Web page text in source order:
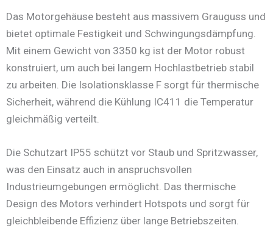
Das Motorgehäuse besteht aus massivem Grauguss und
bietet optimale Festigkeit und Schwingungsdämpfung.
Mit einem Gewicht von 3350 kg ist der Motor robust
konstruiert, um auch bei langem Hochlastbetrieb stabil
zu arbeiten. Die Isolationsklasse F sorgt für thermische
Sicherheit, während die Kühlung IC411 die Temperatur
gleichmäßig verteilt.
Die Schutzart IP55 schützt vor Staub und Spritzwasser,
was den Einsatz auch in anspruchsvollen
Industrieumgebungen ermöglicht. Das thermische
Design des Motors verhindert Hotspots und sorgt für
gleichbleibende Effizienz über lange Betriebszeiten.